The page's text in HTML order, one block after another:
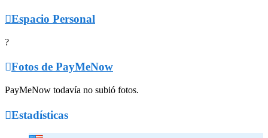
Espacio Personal
?
Fotos de PayMeNow
PayMeNow todavía no subió fotos.
Estadísticas